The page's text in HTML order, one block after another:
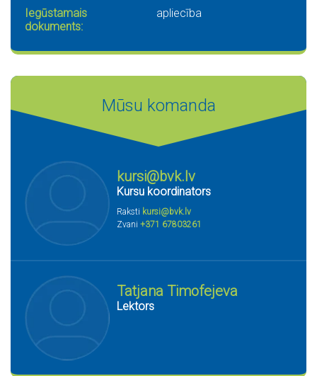
Iegūstamais
dokuments:
apliecība
Mūsu komanda
kursi@bvk.lv
Kursu koordinators
Raksti kursi@bvk.lv
Zvani +371 67803261
Tatjana Timofejeva
Lektors